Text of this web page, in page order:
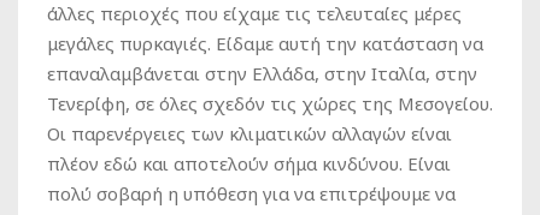
άλλες περιοχές που είχαμε τις τελευταίες μέρες
μεγάλες πυρκαγιές. Είδαμε αυτή την κατάσταση να
επαναλαμβάνεται στην Ελλάδα, στην Ιταλία, στην
Τενερίφη, σε όλες σχεδόν τις χώρες της Μεσογείου.
Οι παρενέργειες των κλιματικών αλλαγών είναι
πλέον εδώ και αποτελούν σήμα κινδύνου. Είναι
πολύ σοβαρή η υπόθεση για να επιτρέψουμε να